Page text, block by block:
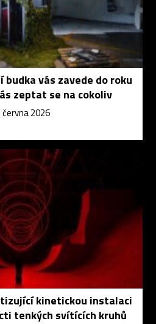
vás zavede do roku
zeptat se na cokoliv
června 2026
kinetickou instalaci
tenkých svítících kruhů